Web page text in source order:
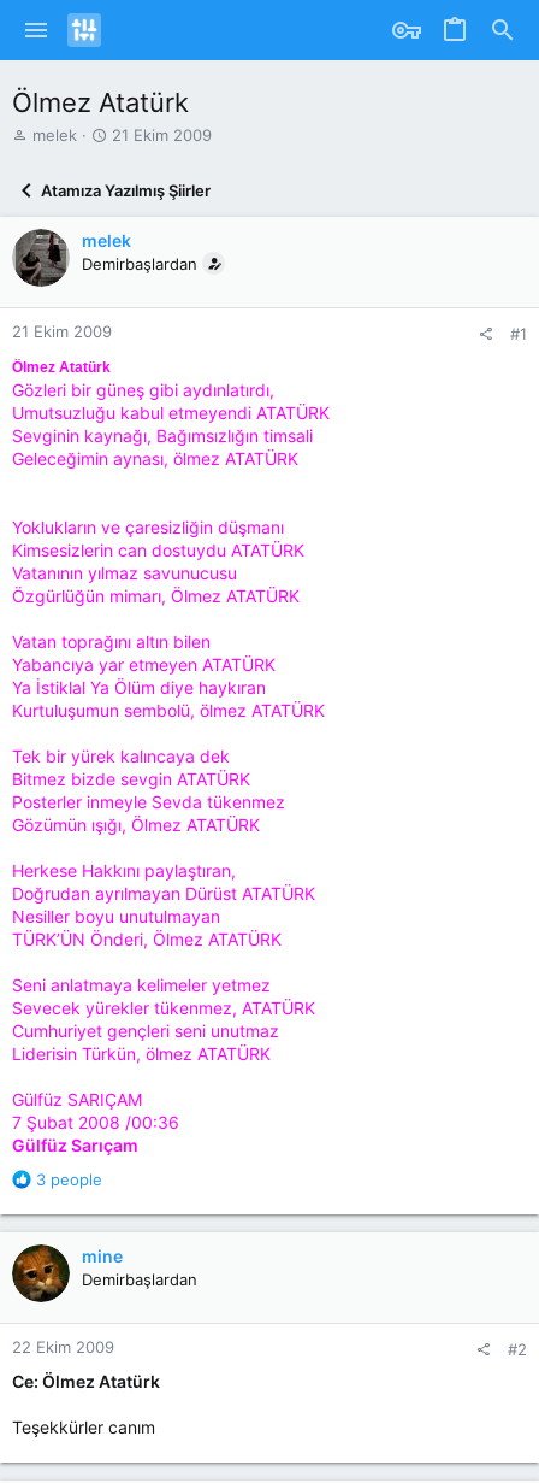
Ölmez Atatürk
K
y
u
b
a
ş
t
a
n
melek
B
l
a
n
g
ç
T
i
h
i
21 Ekim 2009
Atamıza Yazılmış Şiirler
melek
Demirbaşlardan
21 Ekim 2009 #1
Ölmez Atatürk
Gözleri bir güneş gibi aydınlatırdı,
Umutsuzluğu kabul etmeyendi ATATÜRK
Sevginin kaynağı, Bağımsızlığın timsali
Geleceğimin aynası, ölmez ATATÜRK
Yoklukların ve çaresizliğin düşmanı
Kimsesizlerin can dostuydu ATATÜRK
Vatanının yılmaz savunucusu
Özgürlüğün mimarı, Ölmez ATATÜRK
Vatan toprağını altın bilen
Yabancıya yar etmeyen ATATÜRK
Ya İstiklal Ya Ölüm diye haykıran
Kurtuluşumun sembolü, ölmez ATATÜRK
Tek bir yürek kalıncaya dek
Bitmez bizde sevgin ATATÜRK
Posterler inmeyle Sevda tükenmez
Gözümün ışığı, Ölmez ATATÜRK
Herkese Hakkını paylaştıran,
Doğrudan ayrılmayan Dürüst ATATÜRK
Nesiller boyu unutulmayan
TÜRK’ÜN Önderi, Ölmez ATATÜRK
Seni anlatmaya kelimeler yetmez
Sevecek yürekler tükenmez, ATATÜRK
Cumhuriyet gençleri seni unutmaz
Liderisin Türkün, ölmez ATATÜRK
Gülfüz SARIÇAM
7 Şubat 2008 /00:36
Gülfüz Sarıçam
R
a
c
t
i
o
n
s
3 people
mine
Demirbaşlardan
22 Ekim 2009 #2
Ce: Ölmez Atatürk
Teşekkürler canım